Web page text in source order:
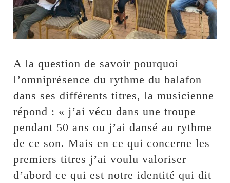
A la question de savoir pourquoi
l’omniprésence du rythme du balafon
dans ses différents titres, la musicienne
répond : « j’ai vécu dans une troupe
pendant 50 ans ou j’ai dansé au rythme
de ce son. Mais en ce qui concerne les
premiers titres j’ai voulu valoriser
d’abord ce qui est notre identité qui dit